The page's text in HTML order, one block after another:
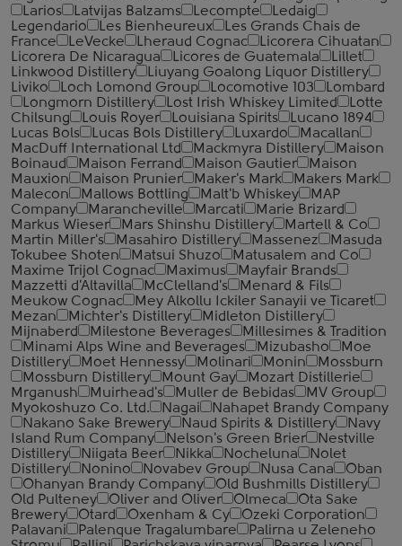
Larios
Latvijas Balzams Lecompte
Ledaig
Legendario
Les Bienheureux
Les Grands Chais de
France
LeVecke Lheraud Cognac
Licorera Cihuatan
Licorera De Nicaragua
Licores de Guatemala
Lillet
Linkwood Distillery
Liuyang Goalong Liquor Distillery
Liviko
Loch Lomond Group Locomotive 103
Lombard
Longmorn Distillery
Lost Irish Whiskey Limited
Lotte
Chilsung
Louis Royer Louisiana Spirits
Lucano 1894
Lucas Bols
Lucas Bols Distillery Luxardo
Macallan
MacDuff International Ltd
Mackmyra Distillery
Maison
Boinaud
Maison Ferrand Maison Gautier
Maison
Mauxion
Maison Prunier Maker's Mark
Makers Mark
Malecon
Mallows Bottling Malt'b Whiskey
MAP
Company
Marancheville Marcati
Marie Brizard
Markus Wieser
Mars Shinshu Distillery
Martell & Co
Martin Miller's
Masahiro Distillery Massenez
Masuda
Tokubee Shoten
Matsui Shuzo
Matusalem and Co
Maxime Trijol Cognac
Maximus
Mayfair Brands
Mazzetti d'Altavilla
McClelland's
Menard & Fils
Meukow Cognac
Mey Alkollu Ickiler Sanayii ve Ticaret
Mezan
Michter's Distillery
Midleton Distillery
Mijnaberd
Milestone Beverages
Millesimes & Tradition
Minami Alps Wine and Beverages
Mizubasho
Moe
Distillery
Moet Hennessy Molinari Monin
Mossburn
Mossburn Distillery
Mount Gay
Mozart Distillerie
Mrganush
Muirhead's Muller de Bebidas
MV Group
Myokoshuzo Co. Ltd.
Nagai
Nahapet Brandy Company
Nakano Sake Brewery
Naud Spirits & Distillery
Navy
Island Rum Company
Nelson's Green Brier
Nestville
Distillery
Niigata Beer Nikka Nocheluna
Nolet
Distillery
Nonino Novabev Group Nusa Cana
Oban
Ohanyan Brandy Company
Old Bushmills Distillery
Old Pulteney
Oliver and Oliver Olmeca
Ota Sake
Brewery
Otard Oxenham & Cy
Ozeki Corporation
Palavani
Palenque Tragalumbare
Palirna u Zeleneho